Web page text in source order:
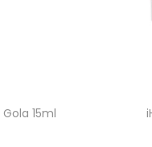
15ml